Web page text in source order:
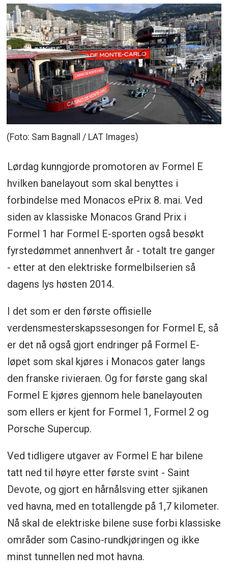
(Foto: Sam Bagnall / LAT Images)
Lørdag kunngjorde promotoren av Formel E
hvilken banelayout som skal benyttes i
forbindelse med Monacos ePrix 8. mai. Ved
siden av klassiske Monacos Grand Prix i
Formel 1 har Formel E-sporten også besøkt
fyrstedømmet annenhvert år - totalt tre ganger
- etter at den elektriske formelbilserien så
dagens lys høsten 2014.
I det som er den første offisielle
verdensmesterskapssesongen for Formel E, så
er det nå også gjort endringer på Formel E-
løpet som skal kjøres i Monacos gater langs
den franske rivieraen. Og for første gang skal
Formel E kjøres gjennom hele banelayouten
som ellers er kjent for Formel 1, Formel 2 og
Porsche Supercup.
Ved tidligere utgaver av Formel E har bilene
tatt ned til høyre etter første svint - Saint
Devote, og gjort en hårnålsving etter sjikanen
ved havna, med en totallengde på 1,7 kilometer.
Nå skal de elektriske bilene suse forbi klassiske
områder som Casino-rundkjøringen og ikke
minst tunnellen ned mot havna.